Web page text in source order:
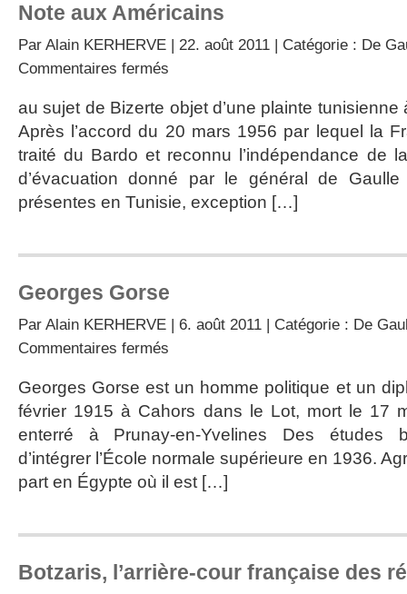
Note aux Américains
Par Alain KERHERVE | 22. août 2011 | Catégorie : De
Commentaires fermés
Américains
au sujet de Bizerte objet d’une plainte tunisienne
Après l’accord du 20 mars 1956 par lequel la
traité du Bardo et reconnu l’indépendance de
d’évacuation donné par le général de
présentes en Tunisie, exception […]
Georges Gorse
Par Alain KERHERVE | 6. août 2011 | Catégorie : De
Commentaires fermés
Georges Gorse est un homme politique et un
février 1915 à Cahors dans le Lot, mort le 17
enterré à Prunay-en-Yvelines Des études
d’intégrer l’École normale supérieure en 1936.
part en Égypte où il est […]
Botzaris, l’arrière-cour française des